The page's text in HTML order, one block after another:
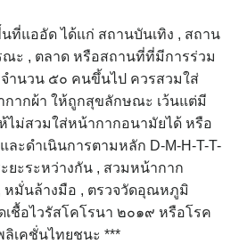
ที่แออัด ได้แก่ สถานบันเทิง , สถาน
ะ , ตลาด หรือสถานที่ที่มีการร่วม
ำนวน ๕๐ คนขึ้นไป ควรสวมใส่
ากผ้า ให้ถูกสุขลักษณะ เว้นแต่มี
ม่สวมใส่หน้ากากอนามัยได้ หรือ
ะดำเนินการตามหลัก D-M-H-T-T-
ยะระหว่างกัน , สวมหน้ากาก
หมั่นล้างมือ , ตรวจวัดอุณหภูมิ
เชื้อไวรัสโคโรนา ๒๐๑๙ หรือโรค
เคชั่นไทยชนะ ***